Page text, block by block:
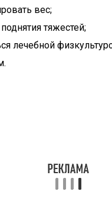
вес;
тяжестей;
лечебной